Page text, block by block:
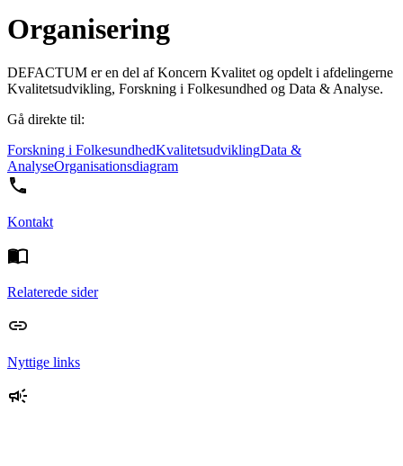
Organisering
DEFACTUM er en del af Koncern Kvalitet og opdelt i afdelingerne
Kvalitetsudvikling, Forskning i Folkesundhed og Data & Analyse.
Gå direkte til:
Forskning i FolkesundhedKvalitetsudviklingData &
AnalyseOrganisationsdiagram
Kontakt
Relaterede sider
Nyttige links